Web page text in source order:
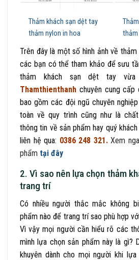
Thảm khách sạn dệt tay
thảm nylon in hoa
Trên đây là một số hình ảnh về
các bạn có thể tham khảo để sưu
thảm khách sạn dệt tay
Thamthienthanh chuyên cung
bao gồm các đội ngũ chuyên
toàn về quy trình cũng như là
thông tin về sản phẩm hay quý
liên hệ qua: 0386 248 321. Xem
phẩm tại đây
2. Vì sao nên lựa chọn thảm
trang trí
Có nhiều người thắc mắc không
phẩm nào để trang trí sao phù hợp
Vì vậy mọi người cần hiểu rõ các
mình lựa chọn sản phẩm này là gì?
khuyên dành cho mọi người khi